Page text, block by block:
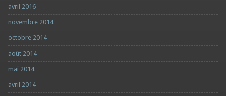
avril 2016
novembre 2014
octobre 2014
août 2014
mai 2014
avril 2014